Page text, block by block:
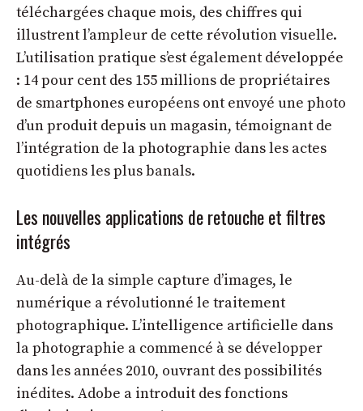
téléchargées chaque mois, des chiffres qui
illustrent l’ampleur de cette révolution visuelle.
L’utilisation pratique s’est également développée
: 14 pour cent des 155 millions de propriétaires
de smartphones européens ont envoyé une photo
d’un produit depuis un magasin, témoignant de
l’intégration de la photographie dans les actes
quotidiens les plus banals.
Les nouvelles applications de retouche et filtres
intégrés
Au-delà de la simple capture d’images, le
numérique a révolutionné le traitement
photographique. L’intelligence artificielle dans
la photographie a commencé à se développer
dans les années 2010, ouvrant des possibilités
inédites. Adobe a introduit des fonctions